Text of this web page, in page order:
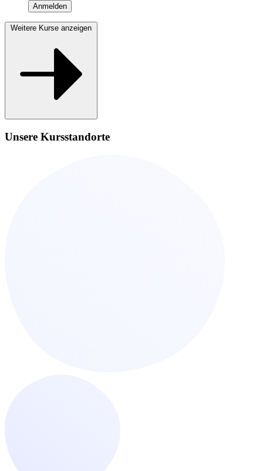
Anmelden
Weitere Kurse anzeigen
Unsere Kursstandorte